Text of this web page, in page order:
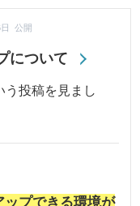
について
公開
う投稿を見まし
プできる環境が